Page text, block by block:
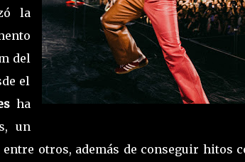
la
del
el
ha
un
otros, además de conseguir hitos